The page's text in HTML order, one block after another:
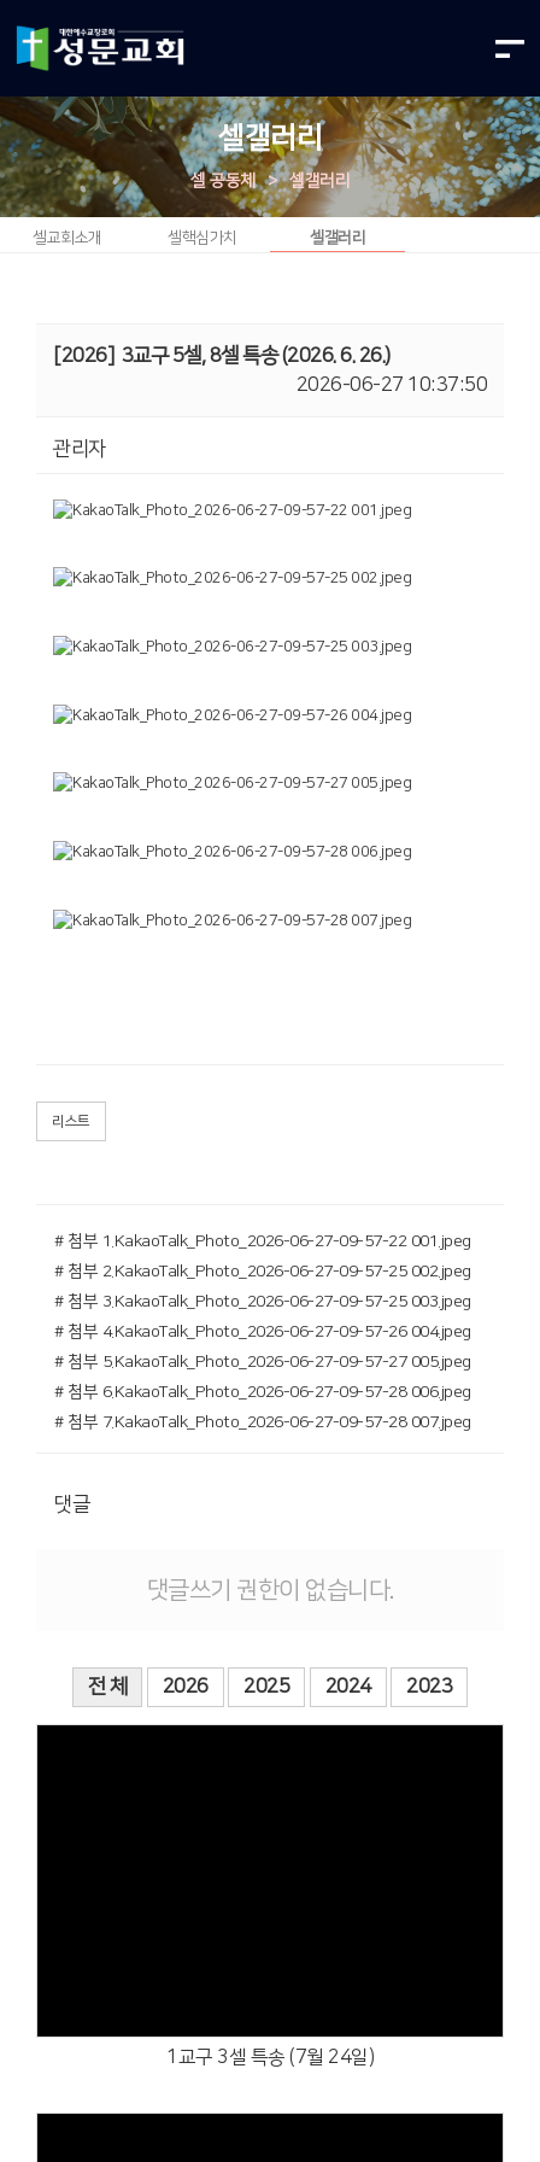
셀갤러리
셀 공동체 > 셀갤러리
셀교회소개 셀핵심가치 셀갤러리
[2026]
3교구 5셀, 8셀 특송 (2026. 6. 26.)
2026-06-27 10:37:50
관리자
리스트
# 첨부 1.KakaoTalk_Photo_2026-06-27-09-57-22 001.jpeg
# 첨부 2.KakaoTalk_Photo_2026-06-27-09-57-25 002.jpeg
# 첨부 3.KakaoTalk_Photo_2026-06-27-09-57-25 003.jpeg
# 첨부 4.KakaoTalk_Photo_2026-06-27-09-57-26 004.jpeg
# 첨부 5.KakaoTalk_Photo_2026-06-27-09-57-27 005.jpeg
# 첨부 6.KakaoTalk_Photo_2026-06-27-09-57-28 006.jpeg
# 첨부 7.KakaoTalk_Photo_2026-06-27-09-57-28 007.jpeg
댓글
댓글쓰기 권한이 없습니다.
전 체 2026 2025 2024 2023
1교구 3셀 특송 (7월 24일)